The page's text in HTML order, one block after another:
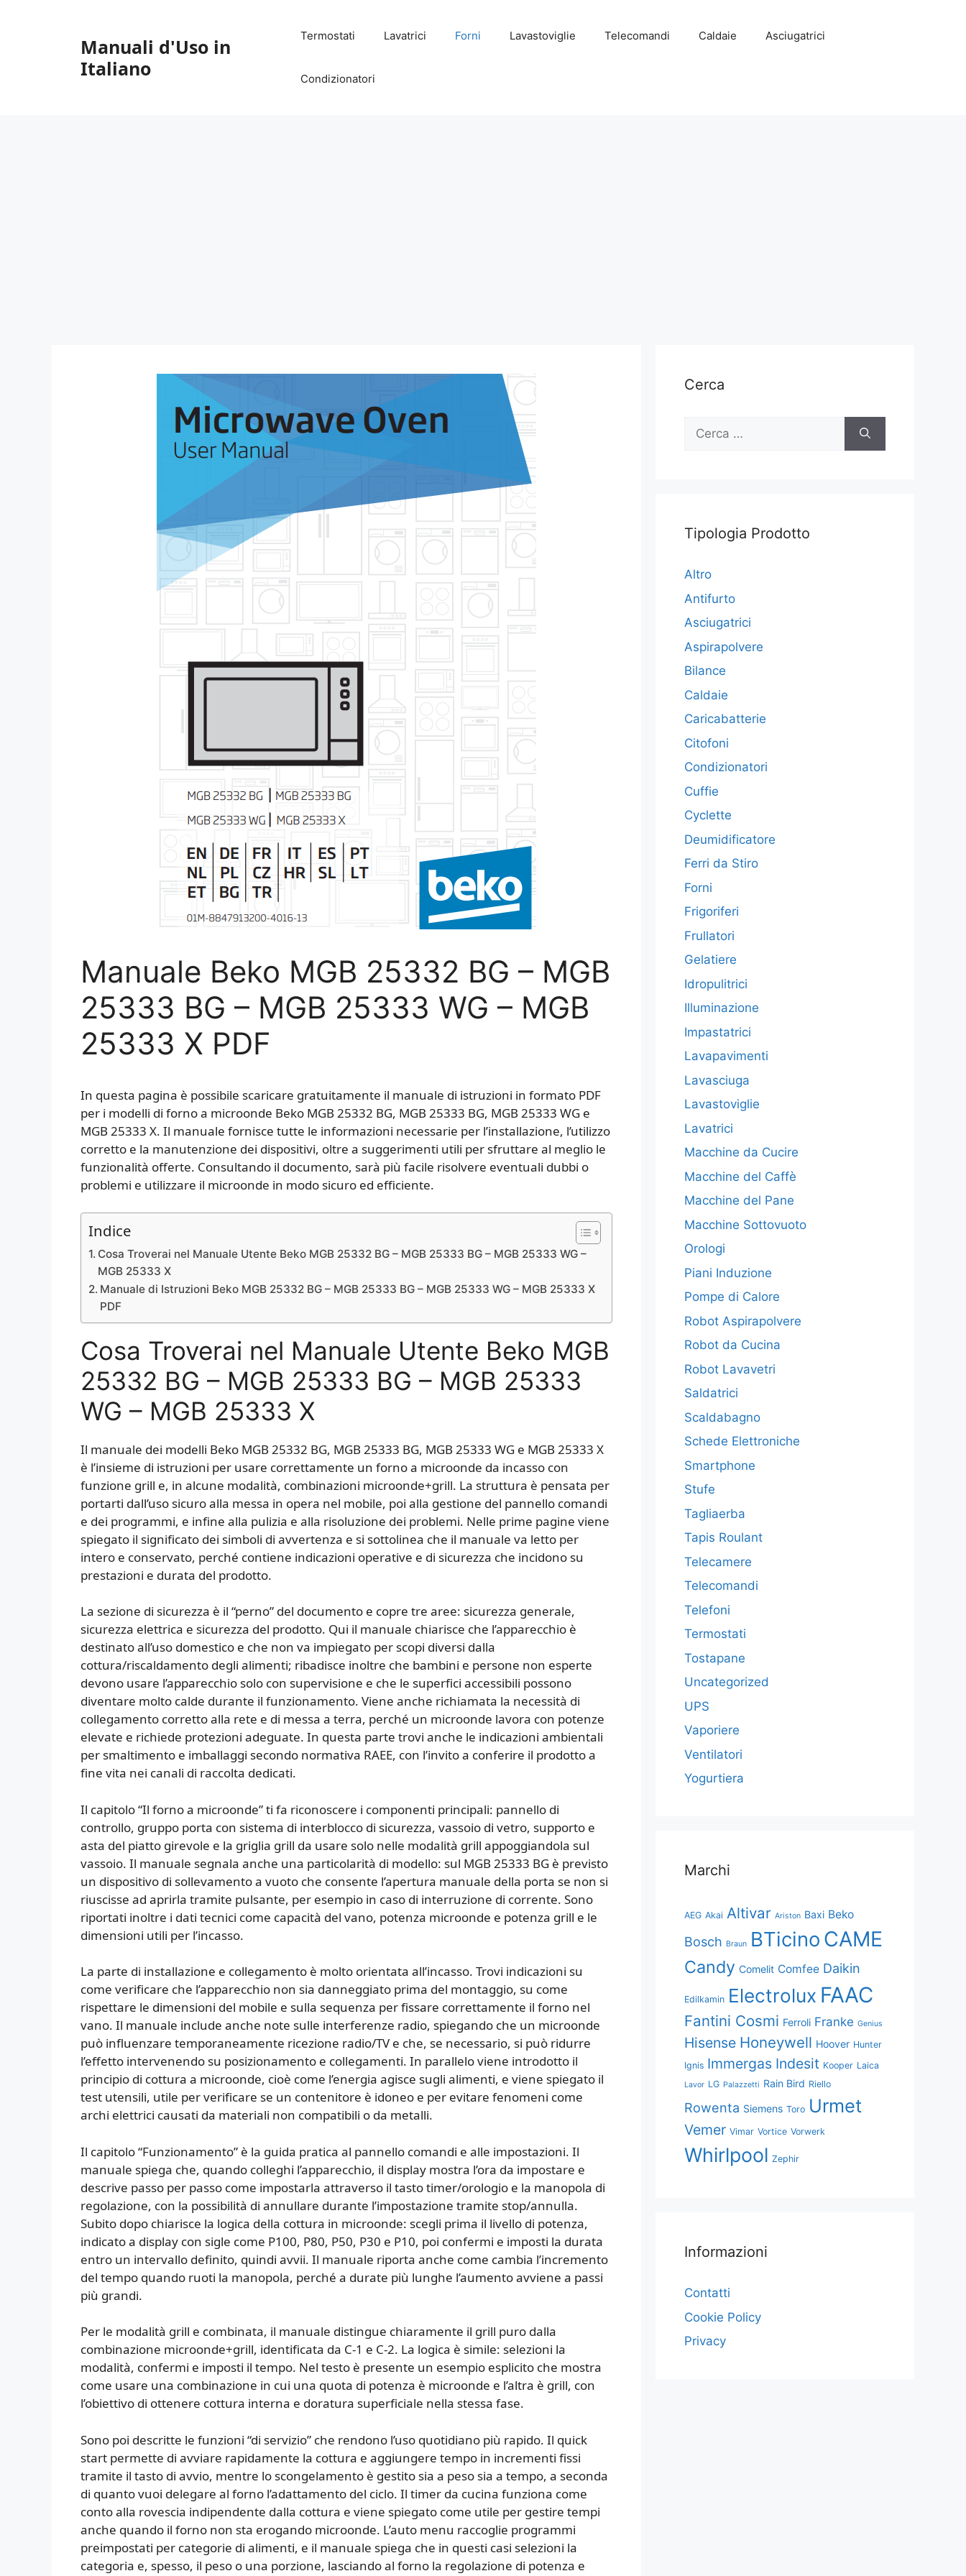
Manuali d'Uso in
Italiano
Termostati Lavatrici Forni Lavastoviglie Telecomandi Caldaie Asciugatrici
Condizionatori
Manuale Beko MGB 25332 BG – MGB
25333 BG – MGB 25333 WG – MGB
25333 X PDF
In questa pagina è possibile scaricare gratuitamente il manuale di istruzioni in formato PDF
per i modelli di forno a microonde Beko MGB 25332 BG, MGB 25333 BG, MGB 25333 WG e
MGB 25333 X. Il manuale fornisce tutte le informazioni necessarie per l’installazione, l’utilizzo
corretto e la manutenzione dei dispositivi, oltre a suggerimenti utili per sfruttare al meglio le
funzionalità offerte. Consultando il documento, sarà più facile risolvere eventuali dubbi o
problemi e utilizzare il microonde in modo sicuro ed efficiente.
Indice
Cosa Troverai nel Manuale Utente Beko MGB 25332 BG – MGB 25333 BG – MGB 25333 WG –
MGB 25333 X
Manuale di Istruzioni Beko MGB 25332 BG – MGB 25333 BG – MGB 25333 WG – MGB 25333 X
PDF
Cosa Troverai nel Manuale Utente Beko MGB
25332 BG – MGB 25333 BG – MGB 25333
WG – MGB 25333 X
Il manuale dei modelli Beko MGB 25332 BG, MGB 25333 BG, MGB 25333 WG e MGB 25333 X
è l’insieme di istruzioni per usare correttamente un forno a microonde da incasso con
funzione grill e, in alcune modalità, combinazioni microonde+grill. La struttura è pensata per
portarti dall’uso sicuro alla messa in opera nel mobile, poi alla gestione del pannello comandi
e dei programmi, e infine alla pulizia e alla risoluzione dei problemi. Nelle prime pagine viene
spiegato il significato dei simboli di avvertenza e si sottolinea che il manuale va letto per
intero e conservato, perché contiene indicazioni operative e di sicurezza che incidono su
prestazioni e durata del prodotto.
La sezione di sicurezza è il “perno” del documento e copre tre aree: sicurezza generale,
sicurezza elettrica e sicurezza del prodotto. Qui il manuale chiarisce che l’apparecchio è
destinato all’uso domestico e che non va impiegato per scopi diversi dalla
cottura/riscaldamento degli alimenti; ribadisce inoltre che bambini e persone non esperte
devono usare l’apparecchio solo con supervisione e che le superfici accessibili possono
diventare molto calde durante il funzionamento. Viene anche richiamata la necessità di
collegamento corretto alla rete e di messa a terra, perché un microonde lavora con potenze
elevate e richiede protezioni adeguate. In questa parte trovi anche le indicazioni ambientali
per smaltimento e imballaggi secondo normativa RAEE, con l’invito a conferire il prodotto a
fine vita nei canali di raccolta dedicati.
Il capitolo “Il forno a microonde” ti fa riconoscere i componenti principali: pannello di
controllo, gruppo porta con sistema di interblocco di sicurezza, vassoio di vetro, supporto e
asta del piatto girevole e la griglia grill da usare solo nelle modalità grill appoggiandola sul
vassoio. Il manuale segnala anche una particolarità di modello: sul MGB 25333 BG è previsto
un dispositivo di sollevamento a vuoto che consente l’apertura manuale della porta se non si
riuscisse ad aprirla tramite pulsante, per esempio in caso di interruzione di corrente. Sono
riportati inoltre i dati tecnici come capacità del vano, potenza microonde e potenza grill e le
dimensioni utili per l’incasso.
La parte di installazione e collegamento è molto orientata all’incasso. Trovi indicazioni su
come verificare che l’apparecchio non sia danneggiato prima del montaggio, su come
rispettare le dimensioni del mobile e sulla sequenza per fissare correttamente il forno nel
vano. Il manuale include anche note sulle interferenze radio, spiegando che un microonde
può influenzare temporaneamente ricezione radio/TV e che, se necessario, si può ridurre
l’effetto intervenendo su posizionamento e collegamenti. In parallelo viene introdotto il
principio di cottura a microonde, cioè come l’energia agisce sugli alimenti, e viene spiegato il
test utensili, utile per verificare se un contenitore è idoneo e per evitare fenomeni come
archi elettrici causati da materiali non compatibili o da metalli.
Il capitolo “Funzionamento” è la guida pratica al pannello comandi e alle impostazioni. Il
manuale spiega che, quando colleghi l’apparecchio, il display mostra l’ora da impostare e
descrive passo per passo come impostarla attraverso il tasto timer/orologio e la manopola di
regolazione, con la possibilità di annullare durante l’impostazione tramite stop/annulla.
Subito dopo chiarisce la logica della cottura in microonde: scegli prima il livello di potenza,
indicato a display con sigle come P100, P80, P50, P30 e P10, poi confermi e imposti la durata
entro un intervallo definito, quindi avvii. Il manuale riporta anche come cambia l’incremento
del tempo quando ruoti la manopola, perché a durate più lunghe l’aumento avviene a passi
più grandi.
Per le modalità grill e combinata, il manuale distingue chiaramente il grill puro dalla
combinazione microonde+grill, identificata da C-1 e C-2. La logica è simile: selezioni la
modalità, confermi e imposti il tempo. Nel testo è presente un esempio esplicito che mostra
come usare una combinazione in cui una quota di potenza è microonde e l’altra è grill, con
l’obiettivo di ottenere cottura interna e doratura superficiale nella stessa fase.
Sono poi descritte le funzioni “di servizio” che rendono l’uso quotidiano più rapido. Il quick
start permette di avviare rapidamente la cottura e aggiungere tempo in incrementi fissi
tramite il tasto di avvio, mentre lo scongelamento è gestito sia a peso sia a tempo, a seconda
di quanto vuoi delegare al forno l’adattamento del ciclo. Il timer da cucina funziona come
conto alla rovescia indipendente dalla cottura e viene spiegato come utile per gestire tempi
anche quando il forno non sta erogando microonde. L’auto menu raccoglie programmi
preimpostati per categorie di alimenti, e il manuale spiega che in questi casi selezioni la
categoria e, spesso, il peso o una porzione, lasciando al forno la regolazione di potenza e
Cerca
Ricerca
Tipologia Prodotto
Altro
Antifurto
Asciugatrici
Aspirapolvere
Bilance
Caldaie
Caricabatterie
Citofoni
Condizionatori
Cuffie
Cyclette
Deumidificatore
Ferri da Stiro
Forni
Frigoriferi
Frullatori
Gelatiere
Idropulitrici
Illuminazione
Impastatrici
Lavapavimenti
Lavasciuga
Lavastoviglie
Lavatrici
Macchine da Cucire
Macchine del Caffè
Macchine del Pane
Macchine Sottovuoto
Orologi
Piani Induzione
Pompe di Calore
Robot Aspirapolvere
Robot da Cucina
Robot Lavavetri
Saldatrici
Scaldabagno
Schede Elettroniche
Smartphone
Stufe
Tagliaerba
Tapis Roulant
Telecamere
Telecomandi
Telefoni
Termostati
Tostapane
Uncategorized
UPS
Vaporiere
Ventilatori
Yogurtiera
Marchi
AEG Akai Altivar Ariston Baxi Beko
Bosch Braun BTicino CAME
Candy Comelit Comfee Daikin
Edilkamin Electrolux FAAC
Fantini Cosmi Ferroli Franke Genius
Hisense Honeywell Hoover Hunter
Ignis Immergas Indesit Kooper Laica
Lavor LG Palazzetti Rain Bird Riello
Rowenta Siemens Toro Urmet
Vemer Vimar Vortice Vorwerk
Whirlpool Zephir
Informazioni
Contatti
Cookie Policy
Privacy